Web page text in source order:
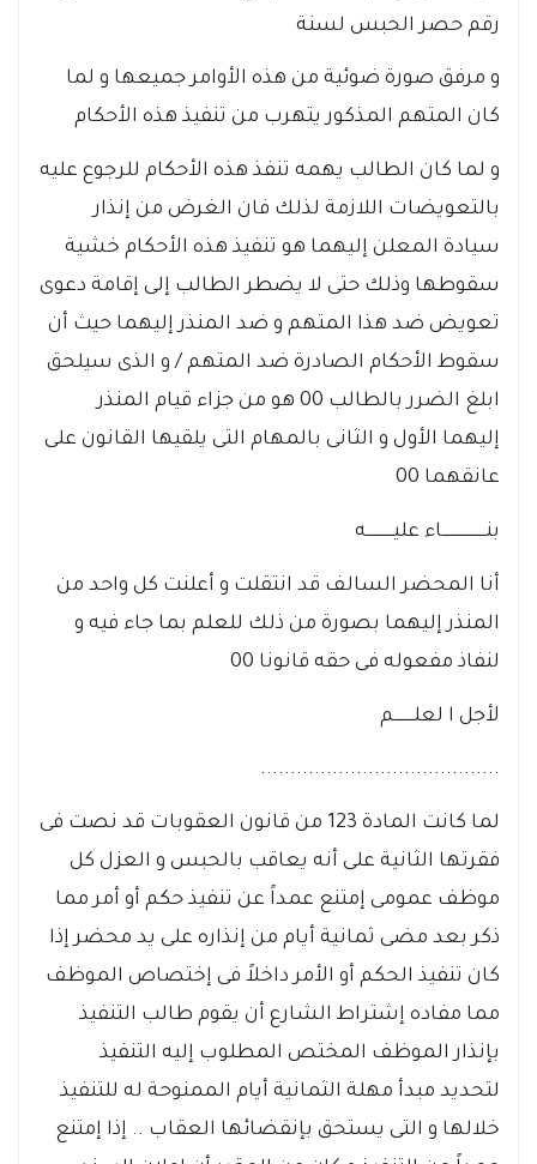
رقم حصر الحبس لسنة
و مرفق صورة ضوئية من هذه الأوامر جميعها و لما
كان المتهم المذكور يتهرب من تنفيذ هذه الأحكام
و لما كان الطالب يهمه تنفذ هذه الأحكام للرجوع عليه
بالتعويضات اللازمة لذلك فان الغرض من إنذار
سيادة المعلن إليهما هو تنفيذ هذه الأحكام خشية
سقوطها وذلك حتى لا يضطر الطالب إلى إقامة دعوى
تعويض ضد هذا المتهم و ضد المنذر إليهما حيث أن
سقوط الأحكام الصادرة ضد المتهم / و الذى سيلحق
ابلغ الضرر بالطالب 00 هو من جزاء قيام المنذر
إليهما الأول و الثانى بالمهام التى يلقيها القانون على
عانقهما 00
بنــــــــــــــــــاء عليـــــــــــه
أنا المحضر السالف قد انتقلت و أعلنت كل واحد من
المنذر إليهما بصورة من ذلك للعلم بما جاء فيه و
لنفاذ مفعوله فى حقه قانونا 00
لأجل ا لعلــــــــم
........................................
لما كانت المادة 123 من قانون العقوبات قد نصت فى
فقرتها الثانية على أنه يعاقب بالحبس و العزل كل
موظف عمومى إمتنع عمداً عن تنفيذ حكم أو أمر مما
ذكر بعد مضى ثمانية أيام من إنذاره على يد محضر إذا
كان تنفيذ الحكم أو الأمر داخلاً فى إختصاص الموظف
مما مفاده إشتراط الشارع أن يقوم طالب التنفيذ
بإنذار الموظف المختص المطلوب إليه التنفيذ
لتحديد مبدأ مهلة الثمانية أيام الممنوحة له للتنفيذ
خلالها و التى يستحق بإنقضائها العقاب .. إذا إمتنع